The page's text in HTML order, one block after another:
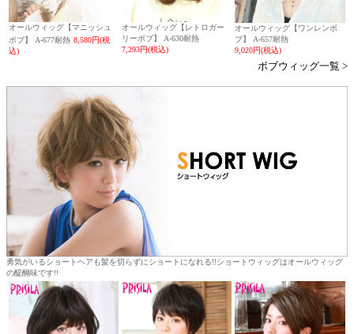
オールウィッグ【マニッシュ
ボブ】 A-677耐熱 8,580円(税
込)
オールウィッグ【レトロガー
リーボブ】 A-630耐熱
7,293円(税込)
オールウィッグ【ワンレンボ
ブ】 A-657耐熱
9,020円(税込)
ボブウィッグ一覧 >
勇気がいるショートヘアも髪を切らずにショートになれる!!ショートウィッグはオールウィッグ
の醍醐味です!!